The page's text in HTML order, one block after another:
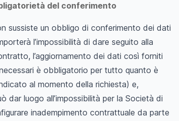
del conferimento
sussiste un obbligo di conferimento dei dati
l’impossibilità di dare seguito alla
l’aggiornamento dei dati così forniti
è obbligatorio per tutto quanto è
al momento della richiesta) e,
dar luogo all’impossibilità per la Società di
inadempimento contrattuale da parte